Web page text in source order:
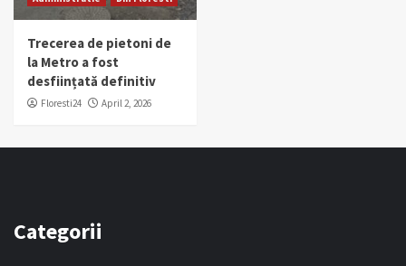
Trecerea de pietoni de
la Metro a fost
desființată definitiv
Floresti24 April 2, 2026
Categorii